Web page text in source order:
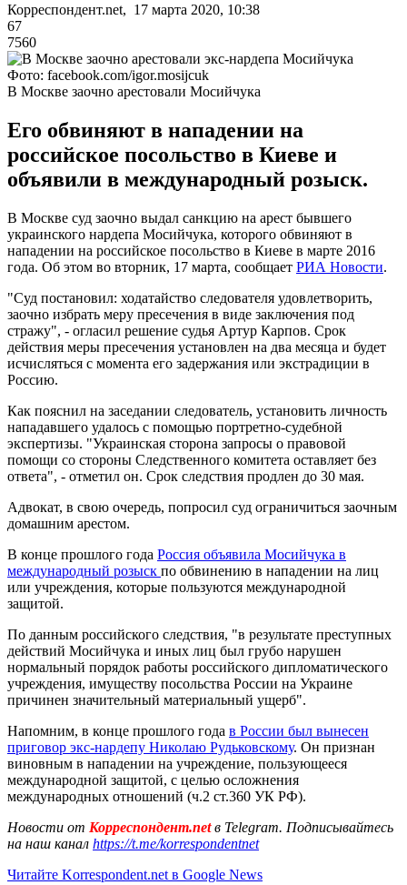
Корреспондент.net, 17 марта 2020, 10:38
67
7560
Фото: facebook.com/igor.mosijcuk
В Москве заочно арестовали Мосийчука
Его обвиняют в нападении на
российское посольство в Киеве и
объявили в международный розыск.
В Москве суд заочно выдал санкцию на арест бывшего
украинского нардепа Мосийчука, которого обвиняют в
нападении на российское посольство в Киеве в марте 2016
года. Об этом во вторник, 17 марта, сообщает РИА Новости.
"Суд постановил: ходатайство следователя удовлетворить,
заочно избрать меру пресечения в виде заключения под
стражу", - огласил решение судья Артур Карпов. Срок
действия меры пресечения установлен на два месяца и будет
исчисляться с момента его задержания или экстрадиции в
Россию.
Как пояснил на заседании следователь, установить личность
нападавшего удалось с помощью портретно-судебной
экспертизы. "Украинская сторона запросы о правовой
помощи со стороны Следственного комитета оставляет без
ответа", - отметил он. Срок следствия продлен до 30 мая.
Адвокат, в свою очередь, попросил суд ограничиться заочным
домашним арестом.
В конце прошлого года Россия объявила Мосийчука в
международный розыск по обвинению в нападении на лиц
или учреждения, которые пользуются международной
защитой.
По данным российского следствия, "в результате преступных
действий Мосийчука и иных лиц был грубо нарушен
нормальный порядок работы российского дипломатического
учреждения, имуществу посольства России на Украине
причинен значительный материальный ущерб".
Напомним, в конце прошлого года в России был вынесен
приговор экс-нардепу Николаю Рудьковскому. Он признан
виновным в нападении на учреждение, пользующееся
международной защитой, с целью осложнения
международных отношений (ч.2 ст.360 УК РФ).
Новости от Корреспондент.netв Telegram. Подписывайтесь
на наш канал https://t.me/korrespondentnet
Читайте Korrespondent.net в Google News